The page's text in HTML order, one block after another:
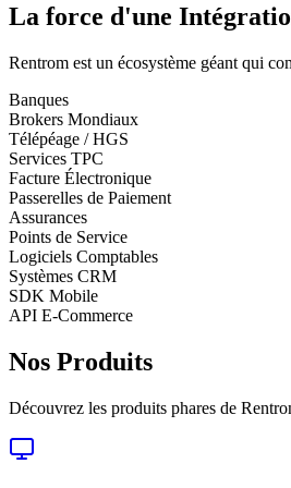
La force d'une
Rentrom est un écosystème géant qui
Banques
Brokers Mondiaux
Télépéage / HGS
Services TPC
Facture Électronique
Passerelles de Paiement
Assurances
Points de Service
Logiciels Comptables
Systèmes CRM
SDK Mobile
API E-Commerce
Nos Produits
Découvrez les produits phares de